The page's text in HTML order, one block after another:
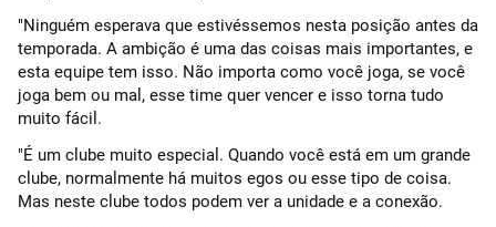
"Ninguém esperava que estivéssemos nesta posição antes da
temporada. A ambição é uma das coisas mais importantes, e
esta equipe tem isso. Não importa como você joga, se você
joga bem ou mal, esse time quer vencer e isso torna tudo
muito fácil.
"É um clube muito especial. Quando você está em um grande
clube, normalmente há muitos egos ou esse tipo de coisa.
Mas neste clube todos podem ver a unidade e a conexão.